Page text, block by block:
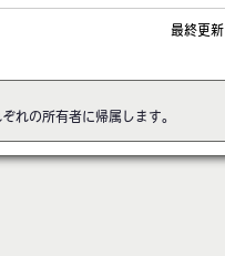
最終更
れの所有者に帰属します。